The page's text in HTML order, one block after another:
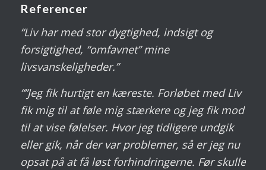
Referencer
“Liv har med stor dygtighed, indsigt og
forsigtighed, “omfavnet” mine
livsvanskeligheder.”
“”Jeg fik hurtigt en kæreste. Forløbet med Liv
fik mig til at føle mig stærkere og jeg fik mod
til at vise følelser. Hvor jeg tidligere undgik
eller gik, når der var problemer, så er jeg nu
opsat på at få løst forhindringerne. Før skulle